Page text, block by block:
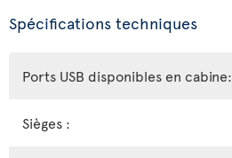
Spécifications techniques
Ports USB disponibles en cabine:
Sièges :